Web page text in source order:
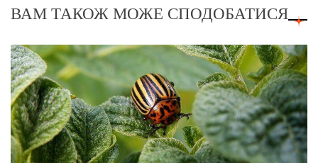
ВАМ ТАКОЖ МОЖЕ СПОДОБАТИСЯ